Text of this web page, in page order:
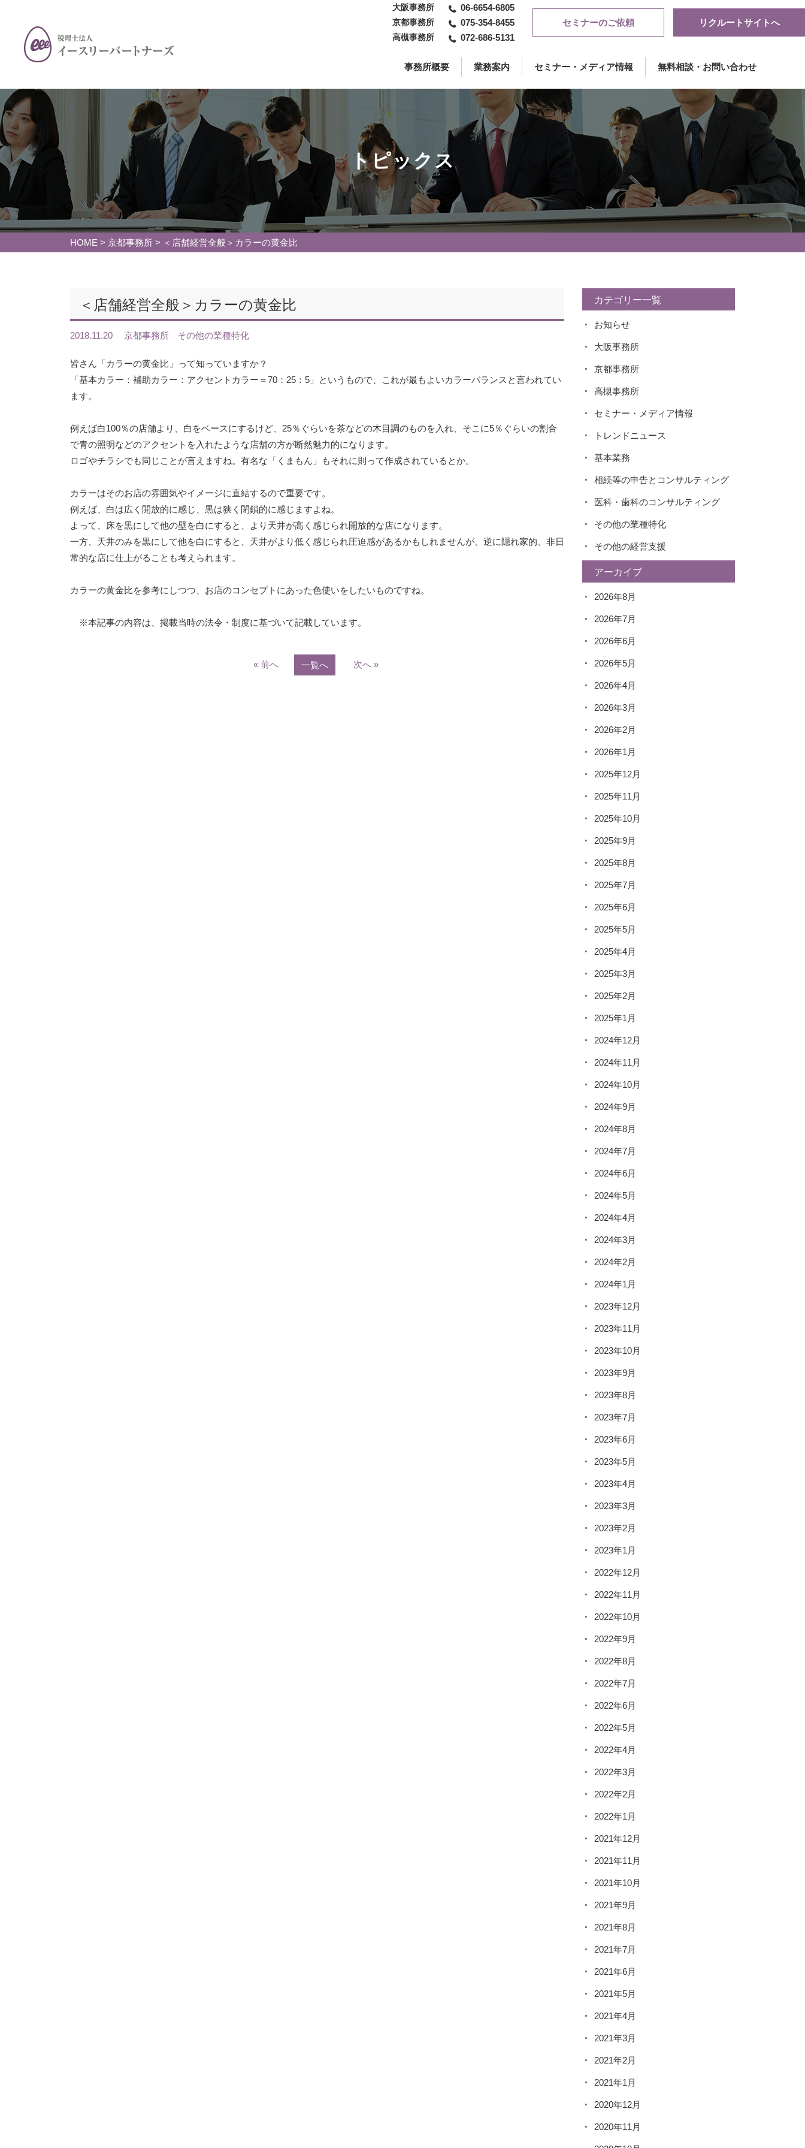
大阪事務所 06-6654-6805
京都事務所 075-354-8455
高槻事務所 072-686-5131
セミナーのご依頼 リクルートサイトへ
事務所概要 業務案内 セミナー・メディア情報 無料相談・お問い合わせ
トピックス
HOME > 京都事務所 > ＜店舗経営全般＞カラーの黄金比
＜店舗経営全般＞カラーの黄金比
2018.11.20 京都事務所 その他の業種特化
皆さん「カラーの黄金比」って知っていますか？
「基本カラー：補助カラー：アクセントカラー＝70：25：5」というもので、これが最もよいカラーバランスと言われてい
ます。
例えば白100％の店舗より、白をベースにするけど、25％ぐらいを茶などの木目調のものを入れ、そこに5％ぐらいの割合
で青の照明などのアクセントを入れたような店舗の方が断然魅力的になります。
ロゴやチラシでも同じことが言えますね。有名な「くまもん」もそれに則って作成されているとか。
カラーはそのお店の雰囲気やイメージに直結するので重要です。
例えば、白は広く開放的に感じ、黒は狭く閉鎖的に感じますよね。
よって、床を黒にして他の壁を白にすると、より天井が高く感じられ開放的な店になります。
一方、天井のみを黒にして他を白にすると、天井がより低く感じられ圧迫感があるかもしれませんが、逆に隠れ家的、非日
常的な店に仕上がることも考えられます。
カラーの黄金比を参考にしつつ、お店のコンセプトにあった色使いをしたいものですね。
※本記事の内容は、掲載当時の法令・制度に基づいて記載しています。
« 前へ 一覧へ 次へ »
カテゴリー一覧
お知らせ
大阪事務所
京都事務所
高槻事務所
セミナー・メディア情報
トレンドニュース
基本業務
相続等の申告とコンサルティング
医科・歯科のコンサルティング
その他の業種特化
その他の経営支援
アーカイブ
2026年8月
2026年7月
2026年6月
2026年5月
2026年4月
2026年3月
2026年2月
2026年1月
2025年12月
2025年11月
2025年10月
2025年9月
2025年8月
2025年7月
2025年6月
2025年5月
2025年4月
2025年3月
2025年2月
2025年1月
2024年12月
2024年11月
2024年10月
2024年9月
2024年8月
2024年7月
2024年6月
2024年5月
2024年4月
2024年3月
2024年2月
2024年1月
2023年12月
2023年11月
2023年10月
2023年9月
2023年8月
2023年7月
2023年6月
2023年5月
2023年4月
2023年3月
2023年2月
2023年1月
2022年12月
2022年11月
2022年10月
2022年9月
2022年8月
2022年7月
2022年6月
2022年5月
2022年4月
2022年3月
2022年2月
2022年1月
2021年12月
2021年11月
2021年10月
2021年9月
2021年8月
2021年7月
2021年6月
2021年5月
2021年4月
2021年3月
2021年2月
2021年1月
2020年12月
2020年11月